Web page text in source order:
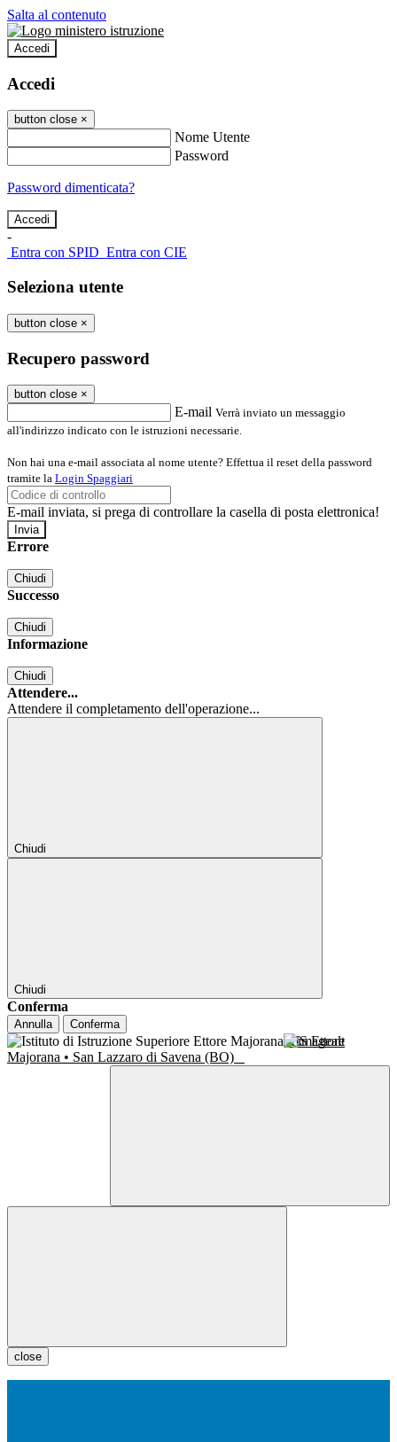
Salta al contenuto
Accedi
Accedi
button close ×
Nome Utente
Password
Password dimenticata?
-
Entra con SPID Entra con CIE
Seleziona utente
button close ×
Recupero password
button close ×
E-mail Verrà inviato un messaggio
all'indirizzo indicato con le istruzioni necessarie.
Non hai una e-mail associata al nome utente? Effettua il reset della password
tramite la Login Spaggiari
E-mail inviata, si prega di controllare la casella di posta elettronica!
Errore
Chiudi
Successo
Chiudi
Informazione
Chiudi
Attendere...
Attendere il completamento dell'operazione...
Chiudi
Chiudi
Conferma
Annulla Conferma
IIS Ettore
Majorana • San Lazzaro di Savena (BO)
close